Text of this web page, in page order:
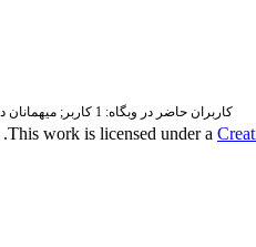
This work is licensed under a
.
کاربران حاضر در وبگاه: 1 کاربر; میهمانان در